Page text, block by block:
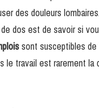
des douleurs
dos est de savoir si
sont susceptibles de
le travail est rarement la